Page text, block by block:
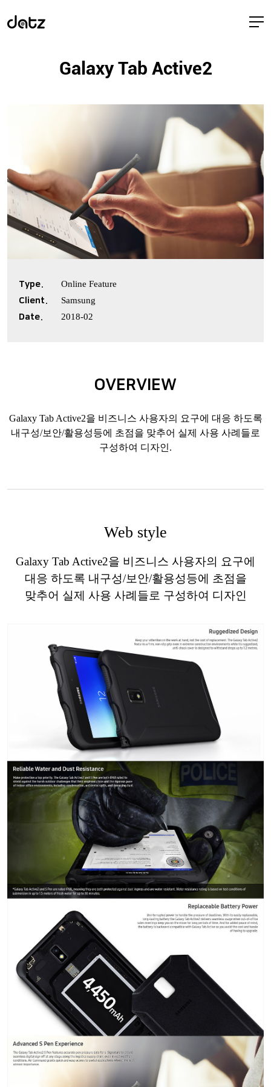
Galaxy Tab Active2
Type. Online Feature
Client. Samsung
Date. 2018-02
OVERVIEW
Galaxy Tab Active2을 비즈니스 사용자의 요구에 대응 하도록
내구성/보안/활용성등에 초점을 맞추어 실제 사용 사례들로
구성하여 디자인.
Web style
Galaxy Tab Active2을 비즈니스 사용자의 요구에
대응 하도록 내구성/보안/활용성등에 초점을
맞추어 실제 사용 사례들로 구성하여 디자인